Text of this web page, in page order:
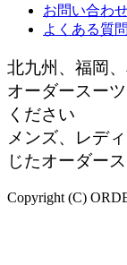
お問い合わ
よくある質問
北九州、福岡
オーダースー
ください
メンズ、レデ
じたオーダー
Copyright (C)